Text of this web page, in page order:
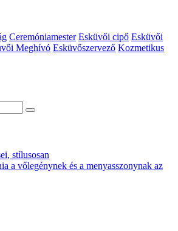
Ceremóniamester Esküvői cipő Esküvői
Meghívó Esküvőszervező Kozmetikus
stílusosan
a vőlegénynek és a menyasszonynak az